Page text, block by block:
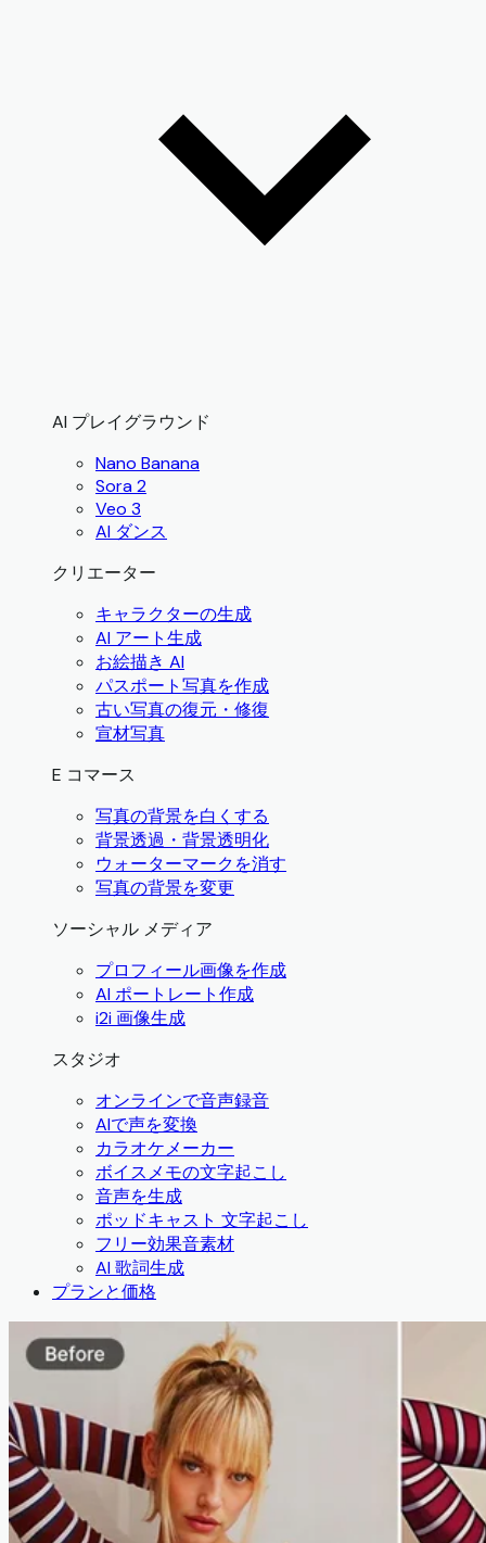
AI プレイグラウンド
Nano Banana
Sora 2
Veo 3
AI ダンス
クリエーター
キャラクターの生成
AI アート生成
お絵描き AI
パスポート写真を作成
古い写真の復元・修復
宣材写真
E コマース
写真の背景を白くする
背景透過・背景透明化
ウォーターマークを消す
写真の背景を変更
ソーシャル メディア
プロフィール画像を作成
AI ポートレート作成
i2i 画像生成
スタジオ
オンラインで音声録音
AIで声を変換
カラオケメーカー
ボイスメモの文字起こし
音声を生成
ポッドキャスト 文字起こし
フリー効果音素材
AI 歌詞生成
プランと価格